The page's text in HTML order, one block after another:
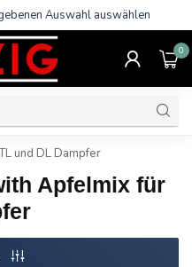
Auswahl auswählen
0
und DL Dampfer
Apfelmix für